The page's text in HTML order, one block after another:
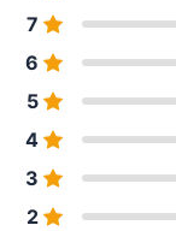
7
6
5
4
3
2